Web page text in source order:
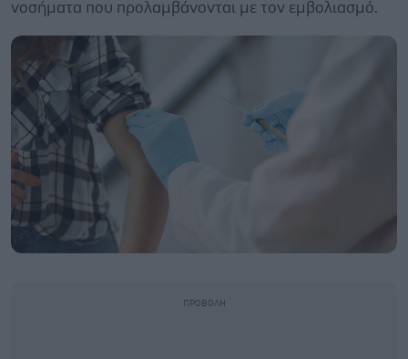
νοσήματα που προλαμβάνονται με τον εμβολιασμό.